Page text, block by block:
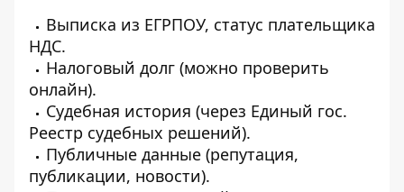
Выписка из ЕГРПОУ, статус плательщика
НДС.
Налоговый долг (можно проверить
онлайн).
Судебная история (через Единый гос.
Реестр судебных решений).
Публичные данные (репутация,
публикации, новости).